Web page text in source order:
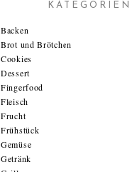
KATEGORIEN
Backen
Brot und Brötchen
Cookies
Dessert
Fingerfood
Fleisch
Frucht
Frühstück
Gemüse
Getränk